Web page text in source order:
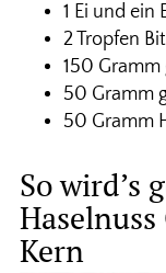
1 Ei und ein
2 Tropfen
150 Gramm
50 Gramm
50 Gramm
So wird’s
Kern